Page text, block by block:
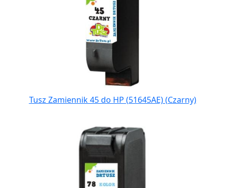
Tusz Zamiennik 45 do HP (51645AE) (Czarny)